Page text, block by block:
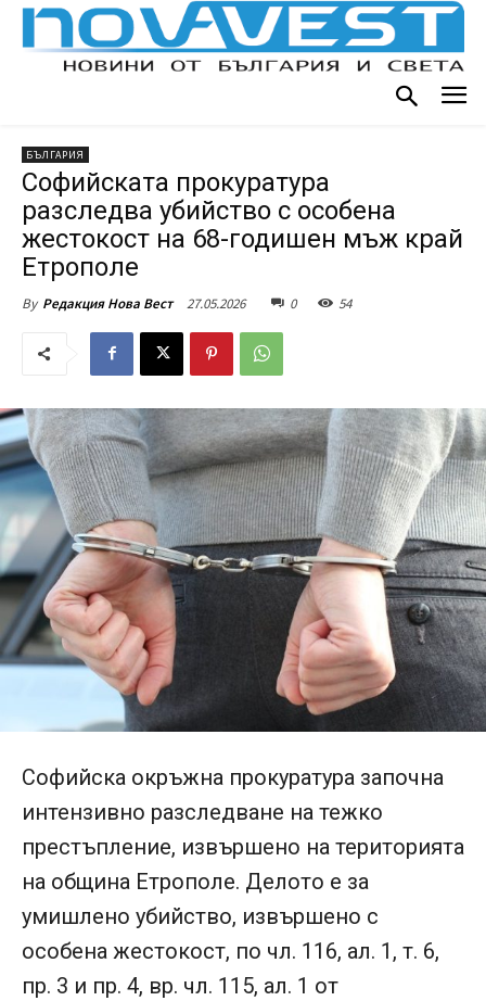
БЪЛГАРИЯ
Софийската прокуратура
разследва убийство с особена
жестокост на 68-годишен мъж край
Етрополе
By Редакция Нова Вест 27.05.2026 0 54
Софийска окръжна прокуратура започна
интензивно разследване на тежко
престъпление, извършено на територията
на община Етрополе. Делото е за
умишлено убийство, извършено с
особена жестокост, по чл. 116, ал. 1, т. 6,
пр. 3 и пр. 4, вр. чл. 115, ал. 1 от